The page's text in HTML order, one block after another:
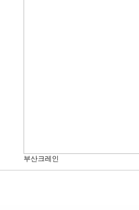
부산크레인